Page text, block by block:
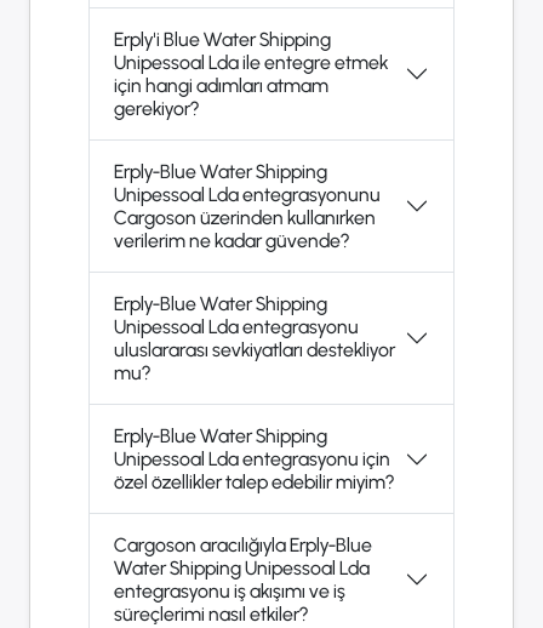
Erply'i Blue Water Shipping
Unipessoal Lda ile entegre etmek
için hangi adımları atmam
gerekiyor?
Erply-Blue Water Shipping
Unipessoal Lda entegrasyonunu
Cargoson üzerinden kullanırken
verilerim ne kadar güvende?
Erply-Blue Water Shipping
Unipessoal Lda entegrasyonu
uluslararası sevkiyatları destekliyor
mu?
Erply-Blue Water Shipping
Unipessoal Lda entegrasyonu için
özel özellikler talep edebilir miyim?
Cargoson aracılığıyla Erply-Blue
Water Shipping Unipessoal Lda
entegrasyonu iş akışımı ve iş
süreçlerimi nasıl etkiler?